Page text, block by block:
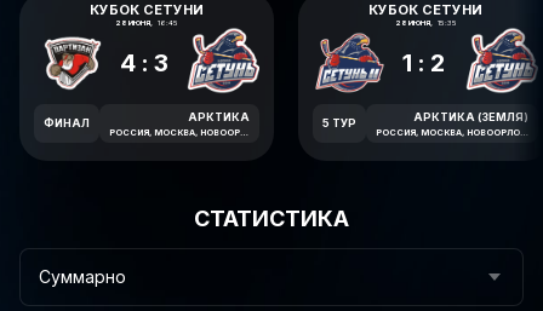
КУБОК СЕТУНИ
28 ИЮНЯ, 16:45
4:3
ФИНАЛ АРКТИКА
КУБОК СЕТУНИ
28 ИЮНЯ, 15:35
1:2
5 ТУР АРКТИКА (ЗЕМЛЯ)
СТАТИСТИКА
Суммарно